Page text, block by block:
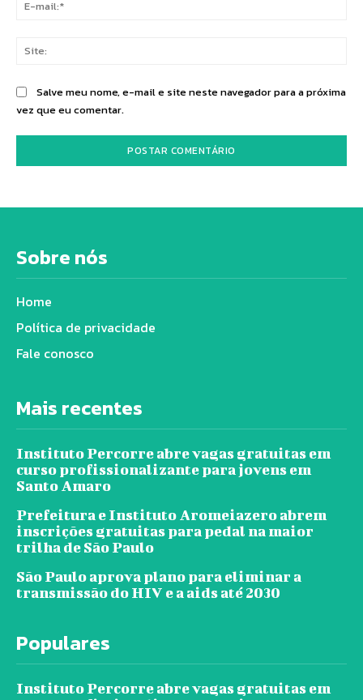
Salve meu nome, e-mail e site neste navegador para a próxima
vez que eu comentar.
Sobre nós
Home
Política de privacidade
Fale conosco
Mais recentes
Instituto Percorre abre vagas gratuitas em
curso profissionalizante para jovens em
Santo Amaro
Prefeitura e Instituto Aromeiazero abrem
inscrições gratuitas para pedal na maior
trilha de São Paulo
São Paulo aprova plano para eliminar a
transmissão do HIV e a aids até 2030
Populares
Instituto Percorre abre vagas gratuitas em